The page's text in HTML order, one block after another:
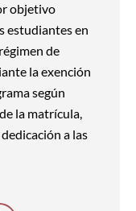
objetivo
estudiantes en
de
la exención
según
la matrícula,
a las